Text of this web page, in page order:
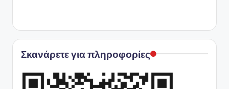
Σκανάρετε για πληροφορίες